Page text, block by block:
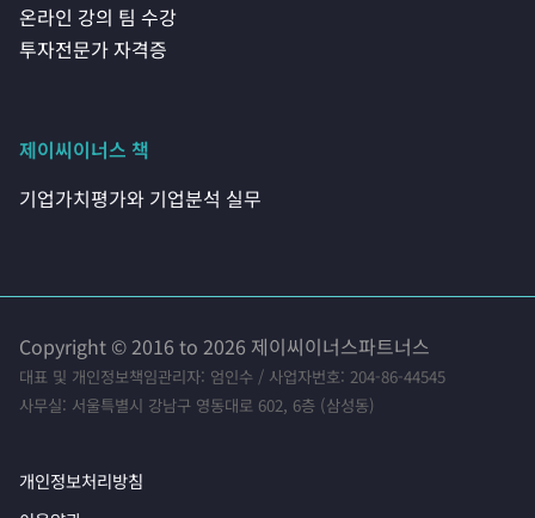
온라인 강의 팀 수강
투자전문가 자격증
제이씨이너스 책
기업가치평가와 기업분석 실무
Copyright © 2016 to 2026 제이씨이너스파트너스
대표 및 개인정보책임관리자: 엄인수 / 사업자번호: 204-86-44545
사무실: 서울특별시 강남구 영동대로 602, 6층 (삼성동)
개인정보처리방침